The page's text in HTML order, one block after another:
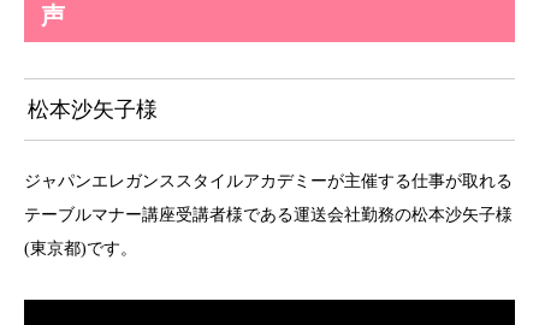
声
松本沙矢子様
ジャパンエレガンススタイルアカデミーが主催する仕事が取れる
テーブルマナー講座受講者様である運送会社勤務の松本沙矢子様
(東京都)です。